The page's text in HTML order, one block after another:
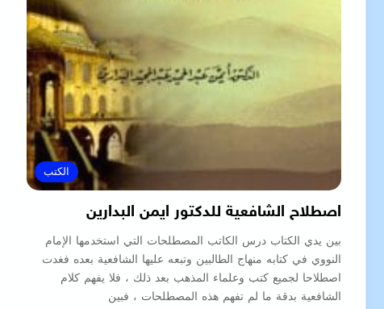
الكتب
اصطلاح الشافعية للدكتور ايمن البدارين
بين يدي الكتاب درس الكاتب المصطلحات التي استخدمها الإمام
النووي في كتابه منهاج الطالبين وتبعه عليها الشافعية بعده فغدت
اصطلاحا لجميع كتب وعلماء المذهب بعد ذلك ، فلا يفهم كلام
الشافعية بدقة ما لم تفهم هذه المصطلحات ، فبين